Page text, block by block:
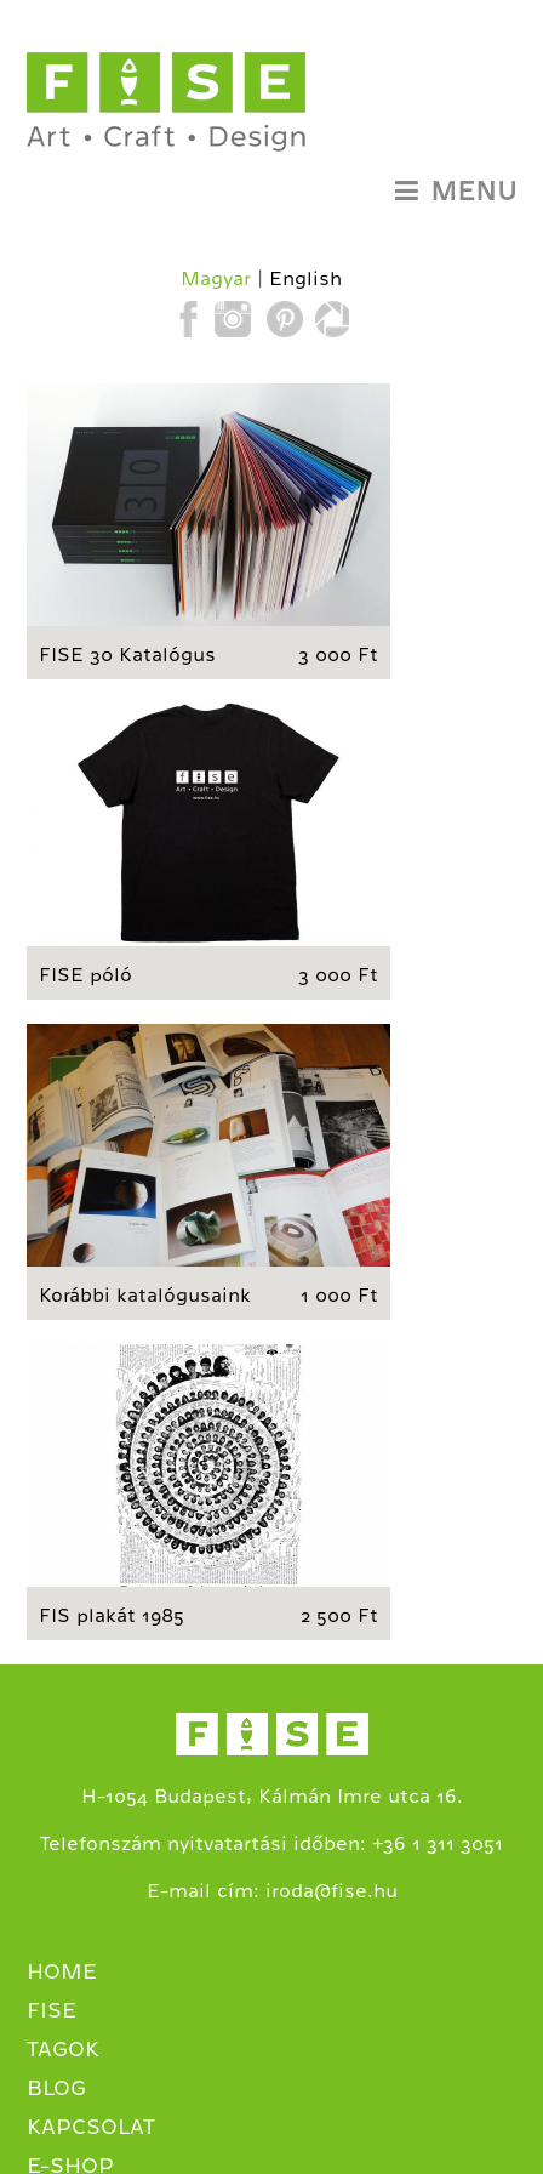
Magyar English
MENU
FISE 30 Katalógus 3 000 Ft
FISE póló 3 000 Ft
Korábbi katalógusaink 1 000 Ft
FIS plakát 1985 2 500 Ft
H-1054 Budapest, Kálmán Imre utca 16.
Telefonszám nyitvatartási időben: +36 1 311 3051
E-mail cím: iroda@fise.hu
HOME
FISE
TAGOK
BLOG
KAPCSOLAT
E-SHOP